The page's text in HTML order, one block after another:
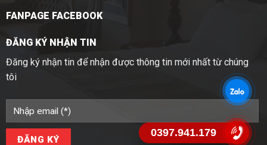
FANPAGE FACEBOOK
ĐĂNG KÝ NHẬN TIN
Đăng ký nhận tin để nhận được thông tin mới nhất từ chúng
tôi
0397.941.179